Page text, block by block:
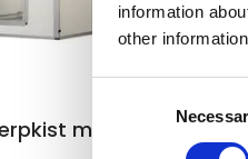
information
other
maat XL